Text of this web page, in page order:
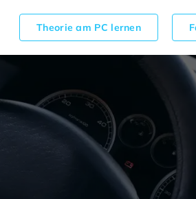
Theorie am PC lernen